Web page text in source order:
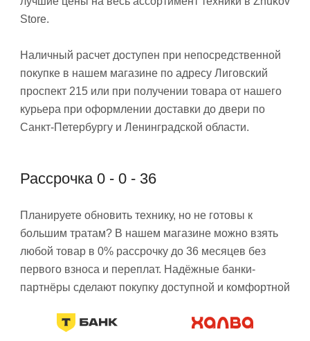
Store.
Наличный расчет доступен при непосредственной
покупке в нашем магазине по адресу Лиговский
проспект 215 или при получении товара от нашего
курьера при оформлении доставки до двери по
Санкт-Петербургу и Ленинградской области.
Рассрочка 0 - 0 - 36
Планируете обновить технику, но не готовы к
большим тратам? В нашем магазине можно взять
любой товар в 0% рассрочку до 36 месяцев без
первого взноса и переплат. Надёжные банки-
партнёры сделают покупку доступной и комфортной